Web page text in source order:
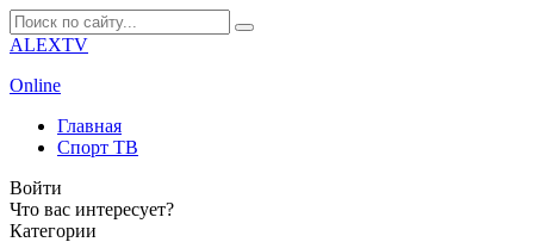
ALEXTV
Online
Главная
Спорт ТВ
Войти
Что вас интересует?
Категории